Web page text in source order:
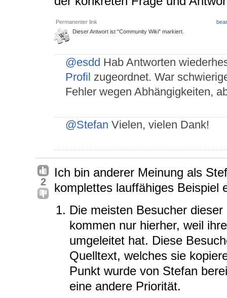
Permanenter link
Dieser Antwort ist "Community Wiki" markiert.
@esdd Hab Antworten
Profil zugeordnet. War
Fehler wegen Abhängigkeiten,
@Stefan Vielen, vielen Dank!
2
Ich bin anderer Meinung als
komplettes lauffähiges Beispiel
Die meisten Besucher
kommen nur hierher, weil
umgeleitet hat. Diese
Quelltext, welches sie
Punkt wurde von Stefan
eine andere Priorität.